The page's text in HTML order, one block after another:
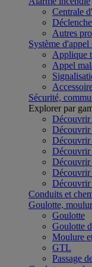
Centrale
Autres
Système d'appel
Applique
Appel
Sécurité,
Explorer par
Découvrir
Découvrir
Découvrir
Conduits et
Goulotte,
Goulotte
Goulotte
Moulure
GTL
Passage